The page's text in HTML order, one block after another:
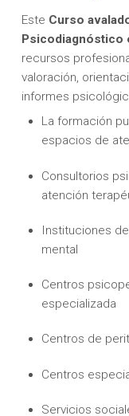
Este Curso
Psicodiagnóstico
recursos
valoración,
informes
La formación
espacios de
Consultorios
atención
Instituciones
mental
Centros
especializada
Centros de
Centros
Servicios